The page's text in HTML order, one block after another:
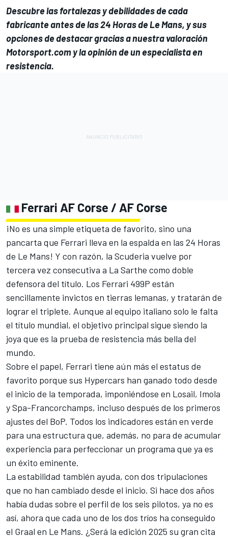
Descubre las fortalezas y debilidades de cada
fabricante antes de las 24 Horas de Le Mans, y sus
opciones de destacar gracias a nuestra valoración
Motorsport.com y la opinión de un especialista en
resistencia.
Ferrari AF Corse / AF Corse
¡No es una simple etiqueta de favorito, sino una
pancarta que Ferrari lleva en la espalda en las 24 Horas
de Le Mans! Y con razón, la Scuderia vuelve por
tercera vez consecutiva a La Sarthe como doble
defensora del título. Los Ferrari 499P están
sencillamente invictos en tierras lemanas, y tratarán de
lograr el triplete. Aunque al equipo italiano solo le falta
el título mundial, el objetivo principal sigue siendo la
joya que es la prueba de resistencia más bella del
mundo.
Sobre el papel, Ferrari tiene aún más el estatus de
favorito porque sus Hypercars han ganado todo desde
el inicio de la temporada, imponiéndose en Losail, Imola
y Spa-Francorchamps, incluso después de los primeros
ajustes del BoP. Todos los indicadores están en verde
para una estructura que, además, no para de acumular
experiencia para perfeccionar un programa que ya es
un éxito eminente.
La estabilidad también ayuda, con dos tripulaciones
que no han cambiado desde el inicio. Si hace dos años
había dudas sobre el perfil de los seis pilotos, ya no es
así, ahora que cada uno de los dos tríos ha conseguido
el Graal en Le Mans. ¿Será la edición 2025 su gran cita